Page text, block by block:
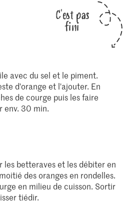
C'est pas
fini
avec du sel et le piment.
d'orange et l'ajouter. En
de courge puis les faire
env. 30 min.
les betteraves et les débiter en
des oranges en rondelles.
en milieu de cuisson. Sortir
tiédir.